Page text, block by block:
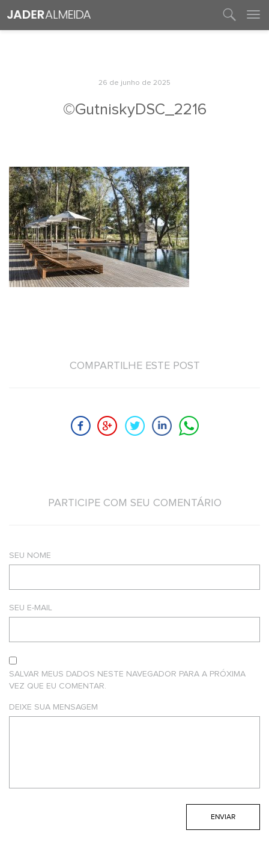
26 de junho de 2025
©GutniskyDSC_2216
COMPARTILHE ESTE POST
PARTICIPE COM SEU COMENTÁRIO
SEU NOME
SEU E-MAIL
SALVAR MEUS DADOS NESTE NAVEGADOR PARA A PRÓXIMA
VEZ QUE EU COMENTAR.
DEIXE SUA MENSAGEM